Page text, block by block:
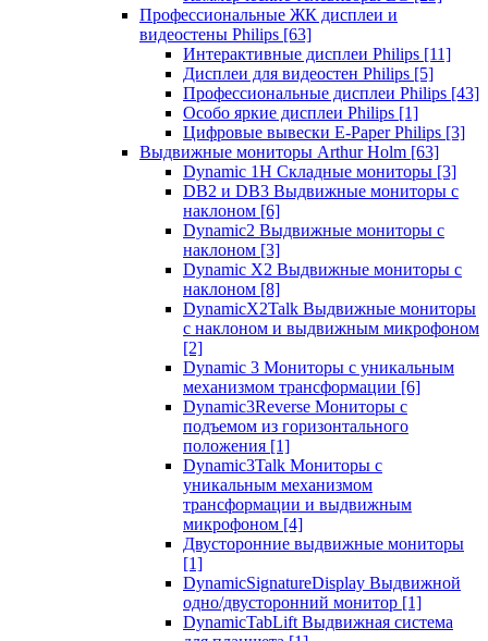
Профессиональные ЖК дисплеи и
видеостены Philips [63]
Интерактивные дисплеи Philips [11]
Дисплеи для видеостен Philips [5]
Профессиональные дисплеи Philips [43]
Особо яркие дисплеи Philips [1]
Цифровые вывески E-Paper Philips [3]
Выдвижные мониторы Arthur Holm [63]
Dynamic 1Н Складные мониторы [3]
DB2 и DB3 Выдвижные мониторы с
наклоном [6]
Dynamic2 Выдвижные мониторы с
наклоном [3]
Dynamic X2 Выдвижные мониторы с
наклоном [8]
DynamicX2Talk Выдвижные мониторы
с наклоном и выдвижным микрофоном
[2]
Dynamic 3 Мониторы с уникальным
механизмом трансформации [6]
Dynamic3Reverse Мониторы с
подъемом из горизонтального
положения [1]
Dynamic3Talk Мониторы с
уникальным механизмом
трансформации и выдвижным
микрофоном [4]
Двусторонние выдвижные мониторы
[1]
DynamicSignatureDisplay Выдвижной
одно/двусторонний монитор [1]
DynamicTabLift Выдвижная система